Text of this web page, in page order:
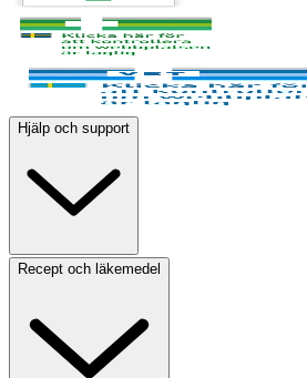
Hjälp och support
Recept och läkemedel